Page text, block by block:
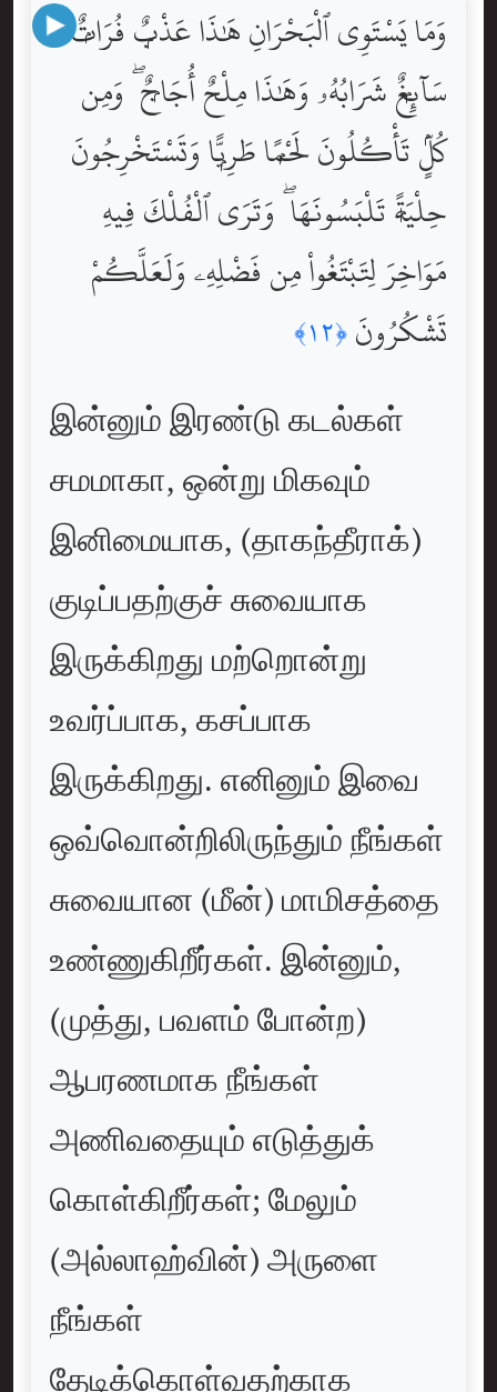
وَمَا يَسْتَوِى ٱلْبَحْرَانِ هَٰذَا عَذْبٌۭ فُرَاتٌۭ
سَآئِغٌۭ شَرَابُهُۥ وَهَٰذَا مِلْحٌ أُجَاجٌۭ ۖ وَمِن
كُلٍّۢ تَأْكُلُونَ لَحْمًۭا طَرِيًّۭا وَتَسْتَخْرِجُونَ
حِلْيَةًۭ تَلْبَسُونَهَا ۖ وَتَرَى ٱلْفُلْكَ فِيهِ
مَوَاخِرَ لِتَبْتَغُواْ مِن فَضْلِهِۦ وَلَعَلَّكُمْ
تَشْكُرُونَ ﴿١٢﴾
இன்னும் இரண்டு கடல்கள்
சமமாகா, ஒன்று மிகவும்
இனிமையாக, (தாகந்தீராக்)
குடிப்பதற்குச் சுவையாக
இருக்கிறது மற்றொன்று
உவர்ப்பாக, கசப்பாக
இருக்கிறது. எனினும் இவை
ஒவ்வொன்றிலிருந்தும் நீங்கள்
சுவையான (மீன்) மாமிசத்தை
உண்ணுகிறீர்கள். இன்னும்,
(முத்து, பவளம் போன்ற)
ஆபரணமாக நீங்கள்
அணிவதையும் எடுத்துக்
கொள்கிறீர்கள்; மேலும்
(அல்லாஹ்வின்) அருளை
நீங்கள்